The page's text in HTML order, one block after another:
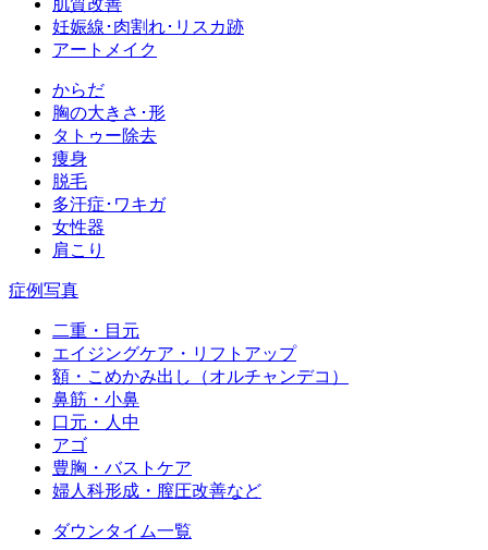
肌質改善
妊娠線･肉割れ･リスカ跡
アートメイク
からだ
胸の大きさ･形
タトゥー除去
痩身
脱毛
多汗症･ワキガ
女性器
肩こり
症例写真
二重・目元
エイジングケア・リフトアップ
額・こめかみ出し（オルチャンデコ）
鼻筋・小鼻
口元・人中
アゴ
豊胸・バストケア
婦人科形成・膣圧改善など
ダウンタイム一覧